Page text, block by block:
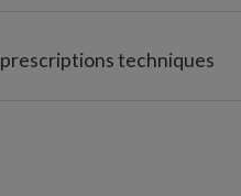
prescriptions techniques